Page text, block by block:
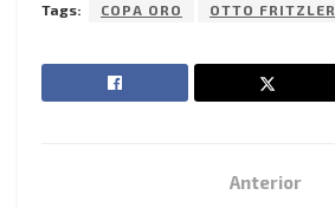
Tags: COPA ORO OTTO FRITZLER
Anterior